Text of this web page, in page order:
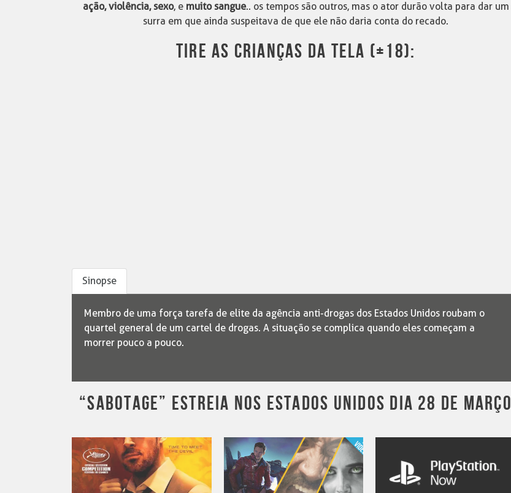
ação, violência, sexo, e muito sangue.. os tempos são outros, mas o ator durão volta para dar um
surra em que ainda suspeitava de que ele não daria conta do recado.
TIRE AS CRIANÇAS DA TELA (+18):
Sinopse
Membro de uma força tarefa de elite da agência anti-drogas dos Estados Unidos roubam o
quartel general de um cartel de drogas. A situação se complica quando eles começam a
morrer pouco a pouco.
“SABOTAGE” ESTREIA NOS ESTADOS UNIDOS DIA 28 DE MARÇO